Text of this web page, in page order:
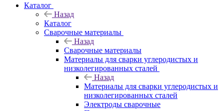
Каталог
Назад
Каталог
Сварочные материалы
Назад
Сварочные материалы
Материалы для сварки углеродистых и
низколегированных сталей
Назад
Материалы для сварки углеродистых и
низколегированных сталей
Электроды сварочные